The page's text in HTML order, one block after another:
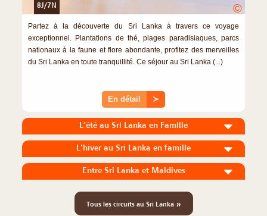
8J/7N ©
Partez à la découverte du Sri Lanka à travers ce voyage
exceptionnel. Plantations de thé, plages paradisiaques, parcs
nationaux à la faune et flore abondante, profitez des merveilles
du Sri Lanka en toute tranquillité. Ce séjour au Sri Lanka (...)
En détail ≻
L’été au Sri Lanka en Famille
L’hiver au Sri Lanka en famille
Entre Sri Lanka et Maldives
Tous les circuits au Sri Lanka»